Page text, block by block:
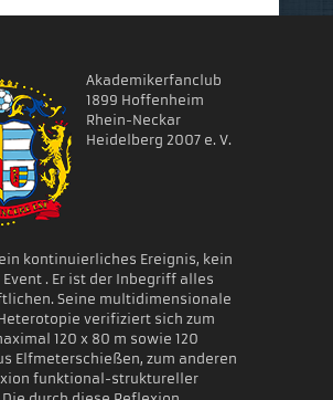
Akademikerfanclub
1899 Hoffenheim
Rhein-Neckar
Heidelberg 2007 e. V.
kontinuierliches Ereignis, kein
. Er ist der Inbegriff alles
Seine multidimensionale
verifiziert sich zum
120 x 80 m sowie 120
Elfmeterschießen, zum anderen
funktional-struktureller